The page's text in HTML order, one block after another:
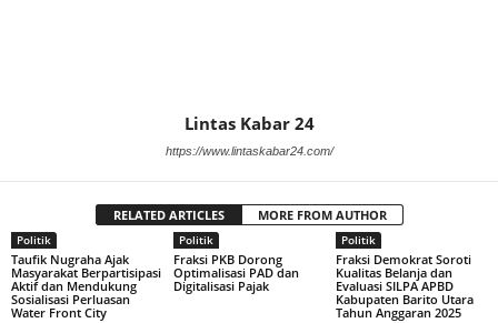
Lintas Kabar 24
https://www.lintaskabar24.com/
RELATED ARTICLES MORE FROM AUTHOR
Politik
Taufik Nugraha Ajak
Masyarakat Berpartisipasi
Aktif dan Mendukung
Sosialisasi Perluasan
Water Front City
Politik
Fraksi PKB Dorong
Optimalisasi PAD dan
Digitalisasi Pajak
Politik
Fraksi Demokrat Soroti
Kualitas Belanja dan
Evaluasi SILPA APBD
Kabupaten Barito Utara
Tahun Anggaran 2025